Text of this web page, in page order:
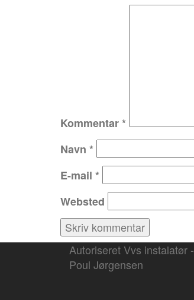
Kommentar*
Navn *
E-mail *
Websted
Autoriseret Vvs instalatør -
Poul Jørgensen